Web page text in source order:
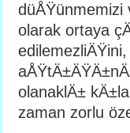
düÅŸünmemizi
olarak ortaya
olanaklÄ±
zaman zorlu